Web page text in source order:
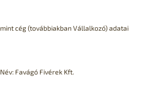
mint cég (továbbiakban Vállalkozó) adatai
Név: Favágó Fivérek Kft.